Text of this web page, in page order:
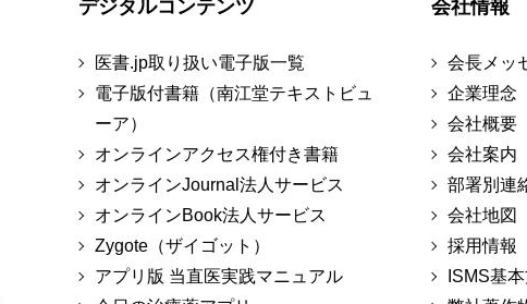
デジタルコンテンツ
医書.jp取り扱い電子版一覧
電子版付書籍（南江堂テキストビュ
ーア）
オンラインアクセス権付き書籍
オンラインJournal法人サービス
オンラインBook法人サービス
Zygote（ザイゴット）
アプリ版 当直医実践マニュアル
会社情報
会長メッ
企業理念
会社概要
会社案内
部署別連
会社地図
採用情報
ISMS基